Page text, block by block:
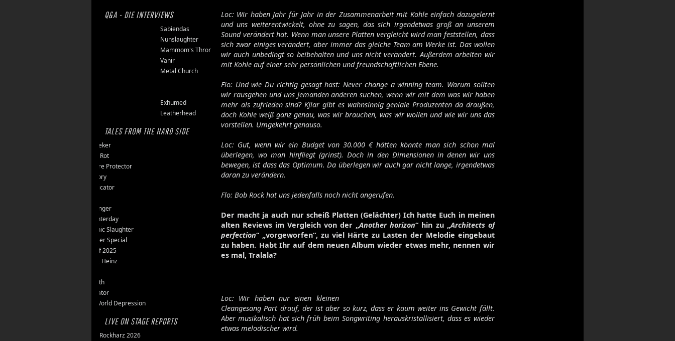
Q&A - DIE INTERVIEWS
Sabiendas
Nunslaughter
Mammom's Throne
Vanir
Metal Church
Exhumed
Leatherhead
TALES FROM THE HARD SIDE
Endseeker
Jungle Rot
40 Jahre Protector
Vomitory
Messticator
Clawfinger
Slaughterday
Teutonic Slaughter
Silvester Special
Best of 2025
Inge & Heinz
Stillbirth
Knorkator
New World Depression
LIVE ON STAGE REPORTS
Rockharz 2026
Loc: Wir haben Jahr für Jahr in der Zusammenarbeit mit Kohle einfach dazugelernt
und uns weiterentwickelt, ohne zu sagen, das sich irgendetwas groß an unserem
Sound verändert hat. Wenn man unsere Platten vergleicht wird man feststellen, dass
sich zwar einiges verändert, aber immer das gleiche Team am Werke ist. Das wollen
wir auch unbedingt so beibehalten und uns nicht verändert. Außerdem arbeiten wir
mit Kohle auf einer sehr persönlichen und freundschaftlichen Ebene.
Flo: Und wie Du richtig gesagt hast: Never change a winning team. Warum sollten
wir rausgehen und uns Jemanden anderen suchen, wenn wir mit dem was wir haben
mehr als zufrieden sind? KJlar gibt es wahnsinnig geniale Produzenten da draußen,
doch Kohle weiß ganz genau, was wir brauchen, was wir wollen und wie wir uns das
vorstellen. Umgekehrt genauso.
Loc: Gut, wenn wir ein Budget von 30.000 € hätten könnte man sich schon mal
überlegen, wo man hinfliegt (grinst). Doch in den Dimensionen in denen wir uns
bewegen, ist dass das Optimum. Da überlegen wir auch gar nicht lange, irgendetwas
daran zu verändern.
Flo: Bob Rock hat uns jedenfalls noch nicht angerufen.
Der macht ja auch nur scheiß Platten (Gelächter) Ich hatte Euch in meinen
alten Reviews im Vergleich von der „Another horizon“ hin zu „Architects of
perfection“ „vorgeworfen“, zu viel Härte zu Lasten der Melodie eingebaut
zu haben. Habt Ihr auf dem neuen Album wieder etwas mehr, nennen wir
es mal, Tralala?
Loc: Wir haben nur einen kleinen
Cleangesang Part drauf, der ist aber so kurz, dass er kaum weiter ins Gewicht fällt.
Aber musikalisch hat sich früh beim Songwriting herauskristallisiert, dass es wieder
etwas melodischer wird.